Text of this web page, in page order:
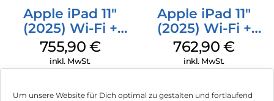
Um unsere Website für Dich optimal zu gestalten und fortlaufend
Apple iPad 11″
(2025) Wi-Fi +
Cellular 256 GB
Pink
755,90 €
inkl. MwSt.
Apple iPad 11″
(2025) Wi-Fi +
Cellular 256 GB
Silber
762,90€
inkl. MwSt.